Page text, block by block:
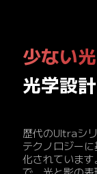
少ない
光学設
歴代のUltraシ
テクノロジー
化されていま